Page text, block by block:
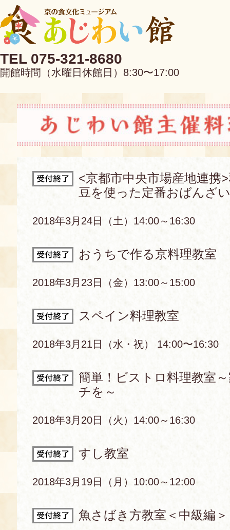
TEL 075-321-8680
開館時間（水曜日休館日）8:30〜17:00
EN 中文
あじわい館とは
FAQ
募集中の教室
食の海援隊・陸援隊 会員限定
展示室
展示室のご紹介
お土産コーナー
レンタル
空き状況・ご予約
使用料・お支払い方法
団体向け見学・体験
<京都市中央市場産地連携
豆を使った定番おばんざ
2018年3月24日（土）14:00～16:30
おうちで作る京料理教室
2018年3月23日（金）13:00～15:00
スペイン料理教室
2018年3月21日（水・祝） 14:00〜16:30
簡単！ビストロ料理教室
チを～
2018年3月20日（火）14:00～16:30
すし教室
2018年3月19日（月）10:00～12:00
魚さばき方教室＜中級編＞